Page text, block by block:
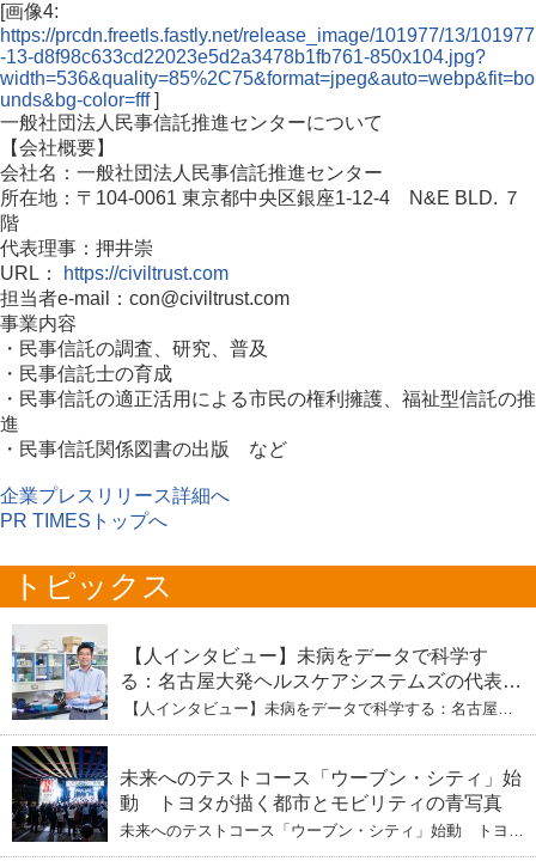
[画像4:
https://prcdn.freetls.fastly.net/release_image/101977/13/101977
-13-d8f98c633cd22023e5d2a3478b1fb761-850x104.jpg?
width=536&quality=85%2C75&format=jpeg&auto=webp&fit=bo
unds&bg-color=fff]
一般社団法人民事信託推進センターについて
【会社概要】
会社名：一般社団法人民事信託推進センター
所在地：〒104-0061 東京都中央区銀座1-12-4 N&E BLD. ７
階
代表理事：押井崇
URL：
https://civiltrust.com
担当者e-mail：con@civiltrust.com
事業内容
・民事信託の調査、研究、普及
・民事信託士の育成
・民事信託の適正活用による市民の権利擁護、福祉型信託の推
進
・民事信託関係図書の出版 など
企業プレスリリース詳細へ
PR TIMESトップへ
トピックス
【人インタビュー】未病をデータで科学す
る：名古屋大発ヘルスケアシステムズの代表取
締役社長・瀧本陽介 【下】「人生80年の暇つ
ぶし」を着実に：理系ニートが挑むヘルスケア
【人インタビュー】未病をデータで科学する：名古屋大
挑むヘルスケア標準化と海外戦略
未来へのテストコース「ウーブン・シティ」始
動 トヨタが描く都市とモビリティの青写真
未来へのテストコース「ウーブン・シティ」始動 トヨタ